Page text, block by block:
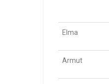
Elma
Armut